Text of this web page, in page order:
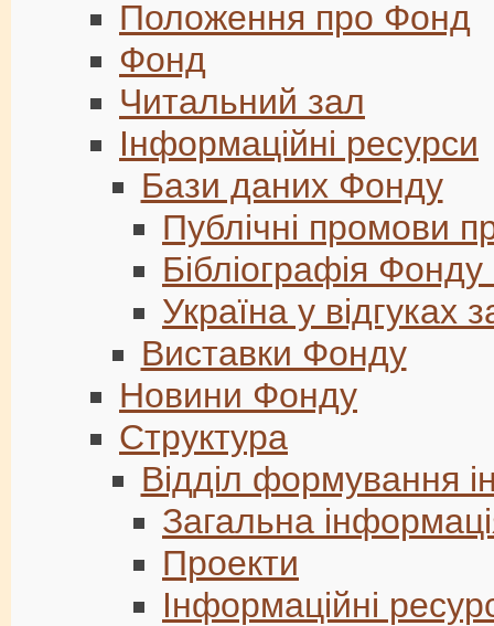
Положення про Фонд
Фонд
Читальний зал
Інформаційні ресурси
Бази даних Фонду
Публічні промови
Бібліографія
Україна у відгуках
Виставки Фонду
Новини Фонду
Структура
Відділ формування
Загальна
Проекти
Інформаційні